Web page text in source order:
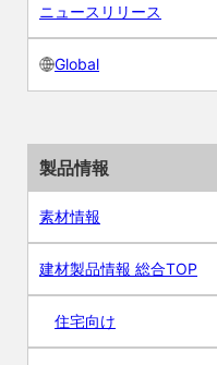
ニュースリリース
Global
製品情報
素材情報
建材製品情報 総合TOP
住宅向け